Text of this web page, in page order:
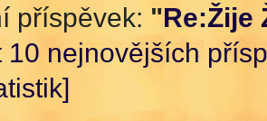
příspěvek: "Re:Žije
10 nejnovějších